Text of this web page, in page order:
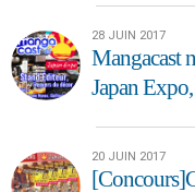
28 JUIN 2017
Mangacast
Japan
20 JUIN 2017